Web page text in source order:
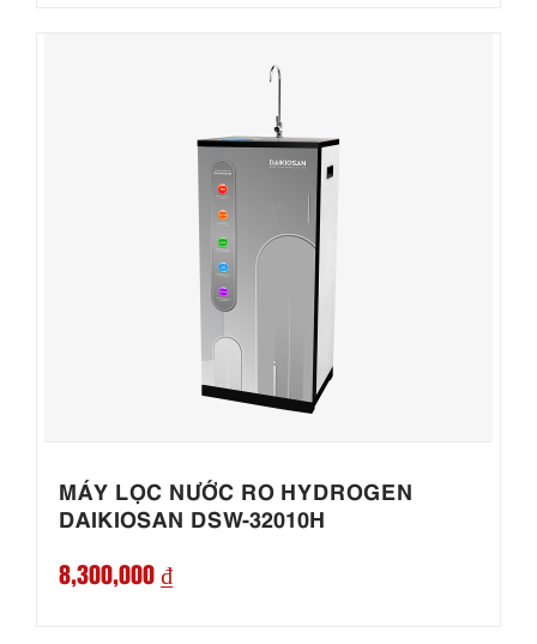
MÁY LỌC NƯỚC RO HYDROGEN
DAIKIOSAN DSW-32010H
8,300,000 ₫